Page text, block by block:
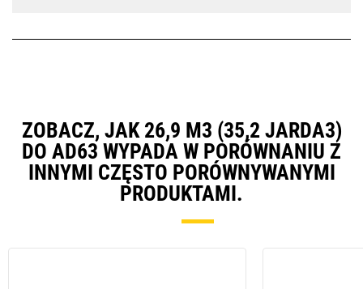
ZOBACZ, JAK 26,9 M3 (35,2 JARDA3)
DO AD63 WYPADA W PORÓWNANIU Z
INNYMI CZĘSTO PORÓWNYWANYMI
PRODUKTAMI.